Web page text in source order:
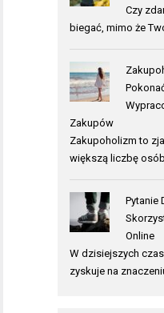
Czy
biegać, mimo że
Zakupów
Zakupoholizm to
większą liczbę
Pytanie
Online
W dzisiejszych
zyskuje na